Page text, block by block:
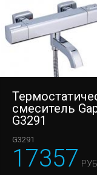
смеситель
G3291
G3291
17357